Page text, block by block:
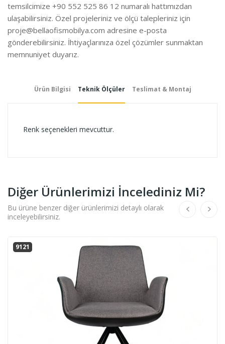
temsilcimize +90 552 525 86 12 numaralı hattımızdan
ulaşabilirsiniz. Özel projeleriniz ve ölçü talepleriniz için
proje@bellaofismobilya.com adresine e-posta
gönderebilirsiniz. İhtiyaçlarınıza özel çözümler sunmaktan
memnuniyet duyarız.
Ürün Bilgisi Teknik Ölçüler Teslimat & Montaj
Renk seçenekleri mevcuttur.
Diğer Ürünlerimizi İncelediniz Mi?
Bu ürüne benzer diğer ürünlerimizi detaylı olarak
inceleyebilirsiniz.
9121